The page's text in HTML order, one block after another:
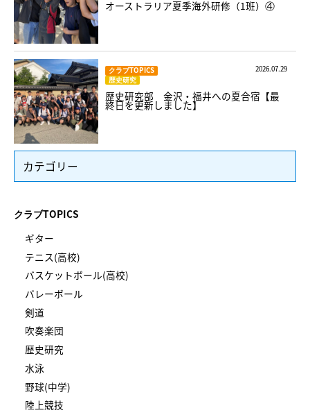
オーストラリア夏季海外研修（1班）④
クラブTOPICS
歴史研究
2026.07.29
歴史研究部 金沢・福井への夏合宿【最
終日を更新しました】
カテゴリー
クラブTOPICS
ギター
テニス(高校)
バスケットボール(高校)
バレーボール
剣道
吹奏楽団
歴史研究
水泳
野球(中学)
陸上競技